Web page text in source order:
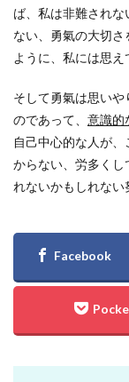
ば、私は非難され
ない、勇氣の大切
ように、私には思え
そして勇氣は思いや
のであって、 意識的
自己中心的な人が
からない、労多くし
れないかもしれない